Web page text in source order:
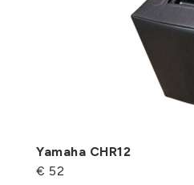
Yamaha CHR12
€ 52